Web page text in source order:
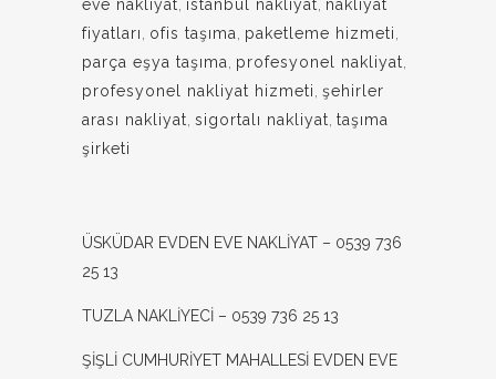
eve nakliyat istanbul nakliyat nakliyat
fiyatları
ofis taşıma paketleme hizmeti
parça eşya taşıma
profesyonel nakliyat
profesyonel nakliyat hizmeti şehirler
arası nakliyat sigortalı nakliyat taşıma
şirketi
ÜSKÜDAR EVDEN EVE NAKLİYAT – 0539 736
25 13
TUZLA NAKLİYECİ – 0539 736 25 13
ŞİŞLİ CUMHURİYET MAHALLESİ EVDEN EVE